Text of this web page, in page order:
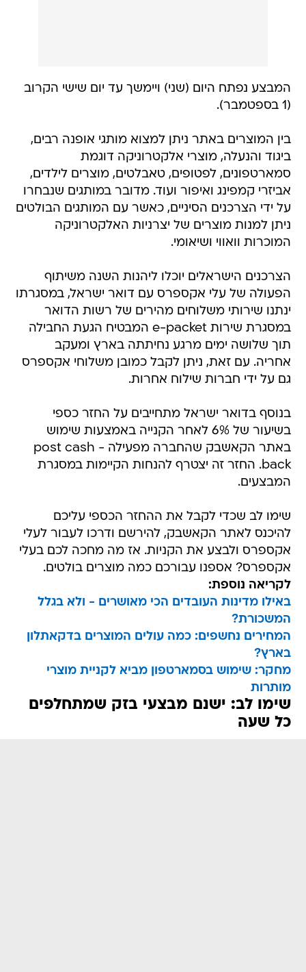
המבצע נפתח היום (שני) ויימשך עד יום שישי הקרוב
(1 בספטמבר).
בין המוצרים באתר ניתן למצוא מותגי אופנה רבים,
ביגוד והנעלה, מוצרי אלקטרוניקה דוגמת
סמארטפונים, לפטופים, טאבלטים, מוצרים לילדים,
אביזרי קמפינג ואיפור ועוד. מדובר במותגים שנבחרו
על ידי הצרכנים הסיניים, כאשר עם המותגים הבולטים
ניתן למנות מוצרים של יצרניות האלקטרוניקה
המוכרות וואווי ושיאומי.
הצרכנים הישראלים יוכלו ליהנות השנה משיתוף
הפעולה של עלי אקספרס עם דואר ישראל, במסגרתו
ינתנו שירותי משלוחים מהירים של רשות הדואר
במסגרת שירות e-packet המבטיח הגעת החבילה
תוך שלושה ימים מרגע נחיתתה בארץ ומעקב
אחריה. עם זאת, ניתן לקבל כמובן משלוחי אקספרס
גם על ידי חברות שילוח אחרות.
בנוסף בדואר ישראל מתחייבים על החזר כספי
בשיעור של 6% לאחר הקנייה באמצעות שימוש
באתר הקאשבק שהחברה מפעילה - post cash
back. החזר זה יצטרף להנחות הקיימות במסגרת
המבצעים.
שימו לב שכדי לקבל את ההחזר הכספי עליכם
להיכנס לאתר הקאשבק, להירשם ודרכו לעבור לעלי
אקספרס ולבצע את הקניות. אז מה מחכה לכם בעלי
אקספרס? אספנו עבורכם כמה מוצרים בולטים.
לקריאה נוספת:
באילו מדינות העובדים הכי מאושרים - ולא בגלל
המשכורת?
המחירים נחשפים: כמה עולים המוצרים בדקאתלון
בארץ?
מחקר: שימוש בסמארטפון מביא לקניית מוצרי
מותרות
שימו לב: ישנם מבצעי בזק שמתחלפים
כל שעה